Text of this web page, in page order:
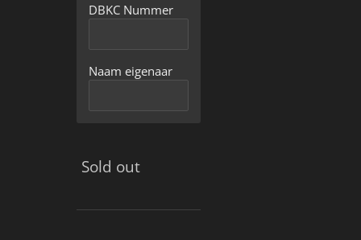
DBKC Nummer
Naam eigenaar
Sold out